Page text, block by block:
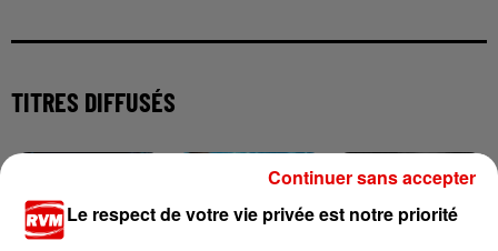
TITRES DIFFUSÉS
14h00
14h00
Le respect de votre vie privée est notre priorité
Continuer sans accepter